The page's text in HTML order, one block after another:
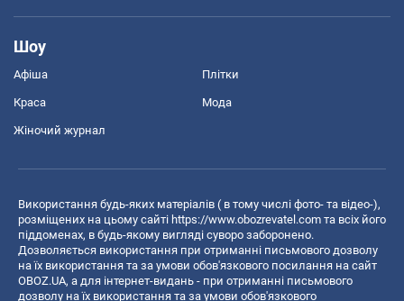
Шоу
Афіша Плітки
Краса Мода
Жіночий журнал
Використання будь-яких матеріалів ( в тому числі фото- та відео-),
розміщених на цьому сайті https://www.obozrevatel.com та всіх його
піддоменах, в будь-якому вигляді суворо заборонено.
Дозволяється використання при отриманні письмового дозволу
на їх використання та за умови обов'язкового посилання на сайт
OBOZ.UA, а для інтернет-видань - при отриманні письмового
дозволу на їх використання та за умови обов'язкового